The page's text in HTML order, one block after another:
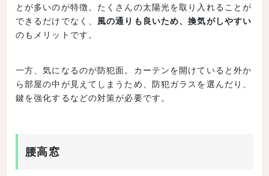
とが多いのが特徴。たくさんの太陽光を取り入れることが
できるだけでなく、 風の通りも良いため、換気がしやすい
のもメリットです。
一方、気になるのが防犯面。カーテンを開けていると外か
ら部屋の中が見えてしまうため、防犯ガラスを選んだり、
鍵を強化するなどの対策が必要です。
腰高窓